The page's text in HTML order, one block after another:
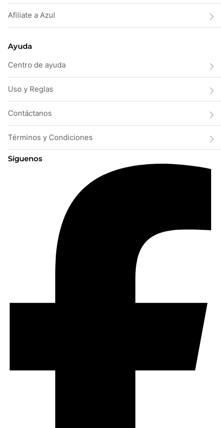
Afiliate a Azul
Ayuda
Centro de ayuda
Uso y Reglas
Contáctanos
Términos y Condiciones
Síguenos